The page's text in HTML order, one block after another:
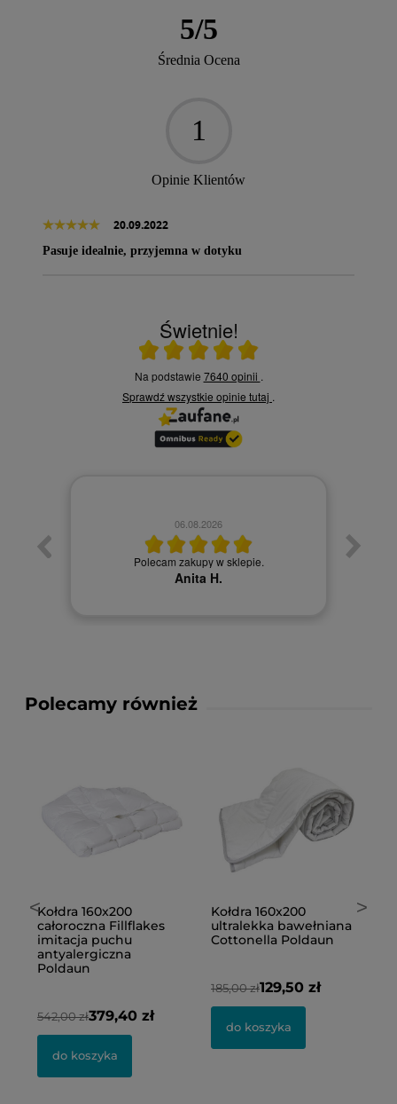
5/5
Średnia Ocena
1
Opinie Klientów
20.09.2022
Pasuje idealnie, przyjemna w dotyku
Świetnie!
Ocena średnia 5 na 5
Na podstawie 7640 opinii .
Sprawdź wszystkie opinie tutaj .
06.08.2026
Polecam zakupy w sklepie.
Anita H.
Polecamy również
<Kołdra 160x200
całoroczna Fillflakes
imitacja puchu
antyalergiczna
Poldaun
542,00 zł379,40 zł
do koszyka
Kołdra 160x200
ultralekka bawełniana
Cottonella Poldaun
185,00 zł129,50 zł
do koszyka
>